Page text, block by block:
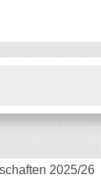
2025/26